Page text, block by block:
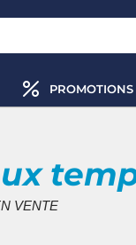
PROMOTIONS
VENTE